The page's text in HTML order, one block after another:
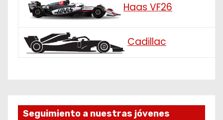
Haas VF26
Cadillac
Seguimiento a nuestras jóvenes